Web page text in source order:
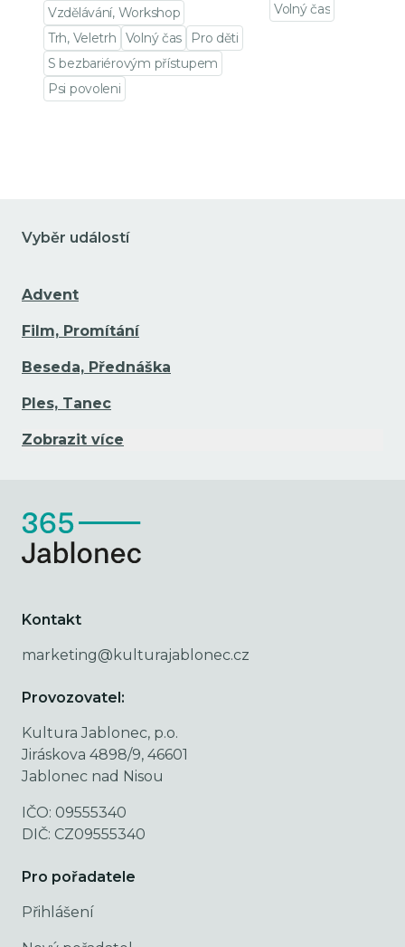
Vzdělávání, Workshop
Trh, Veletrh
Volný čas
Pro děti
S bezbariérovým přístupem
Psi povoleni
Volný čas
Vyběr událostí
Advent
Film, Promítání
Beseda, Přednáška
Ples, Tanec
Zobrazit více
Kontakt
marketing@kulturajablonec.cz
Provozovatel:
Kultura Jablonec, p.o.
Jiráskova 4898/9, 46601
Jablonec nad Nisou
IČO: 09555340
DIČ: CZ09555340
Pro pořadatele
Přihlášení